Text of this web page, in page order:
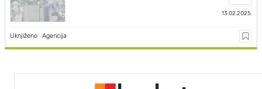
13.02.2025.
Uknjiženo Agencija